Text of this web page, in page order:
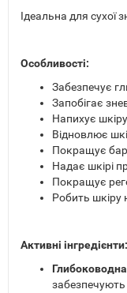
Ідеальна для сухої
Особливості:
Забезпечує
Запобігає
Напихує
Відновлює
Покращує
Надає шкірі
Покращує
Робить
Активні інгредієнти: